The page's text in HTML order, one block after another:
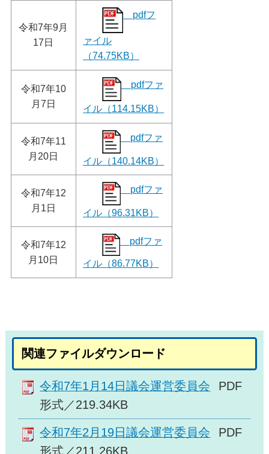
令和7年9月
17日
pdfフ
ァイル
（74.75KB）
令和7年10
月7日
pdfファ
イル（114.15KB）
令和7年11
月20日
pdfファ
イル（140.14KB）
令和7年12
月1日
pdfファ
イル（96.31KB）
令和7年12
月10日
pdfファ
イル（86.77KB）
関連ファイルダウンロード
令和7年1月14日議会運営委員会
PDF
形式／219.34KB
令和7年2月19日議会運営委員会
PDF
形式／211.26KB